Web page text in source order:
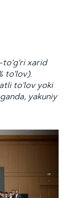
to'g'ri xarid
to'lov).
to'lov yoki
yakuniy